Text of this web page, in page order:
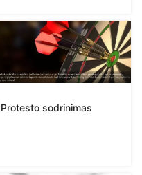
Protesto sodrinimas